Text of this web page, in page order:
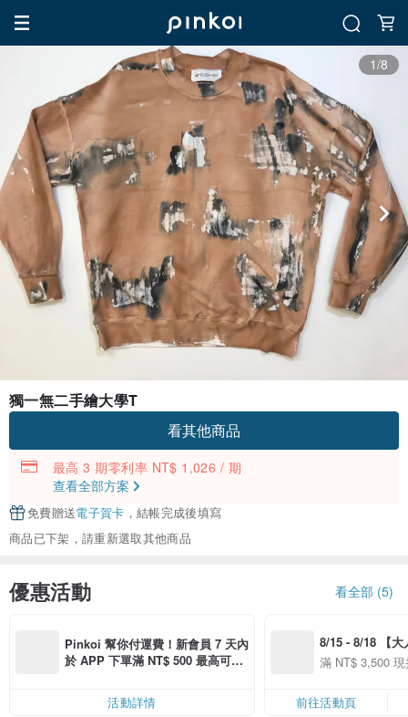
1/8
獨一無二手繪大學T
看其他商品
最高 3 期零利率 NT$ 1,026 / 期
查看全部方案
免費贈送電子賀卡 ，結帳完成後填寫
商品已下架，請重新選取其他商品
優惠活動 看全部 (5)
Pinkoi 幫你付運費！新會員 7 天內
於 APP 下單滿 NT$ 500 最高可折
活動詳情
8/15 - 8/18 【大
季】滿
50
滿 NT$ 3,500
前往活動頁